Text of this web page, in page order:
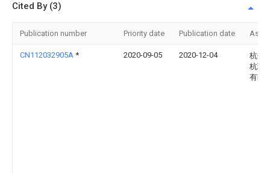
Cited By (3)
Publication number Priority date Publication date
CN112032905A * 2020-09-05 2020-12-04
杭州
杭环
有限